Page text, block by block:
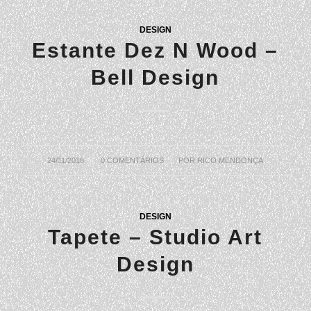
DESIGN
Estante Dez N Wood –
Bell Design
24/11/2018
/ 0 COMENTÁRIOS
/ POR RICO MENDONÇA
DESIGN
Tapete – Studio Art
Design